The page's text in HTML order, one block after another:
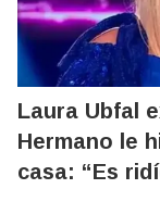
Laura Ubfal
Hermano le
casa: “Es